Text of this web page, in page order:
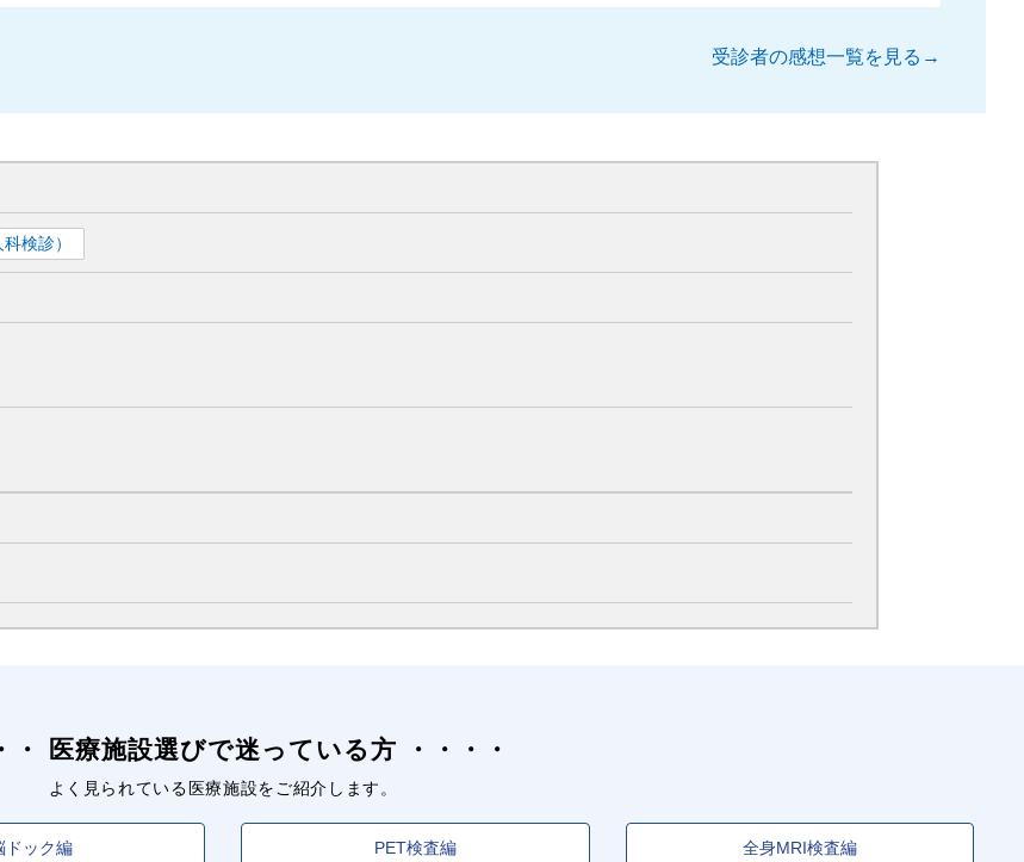
受診者の感想一覧を見る→
検診）
医療施設選びで迷っている方
よく見られている医療施設をご紹介します。
ドック編 PET検査編 全身MRI検査編